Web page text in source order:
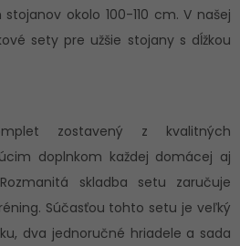
okolo 100-110 cm. V našej
sety pre užšie stojany s dĺžkou
zostavený z kvalitných
doplnkom každej domácej aj
skladba setu zaručuje
Súčasťou tohto setu je veľký
dva jednoručné hriadele a sada